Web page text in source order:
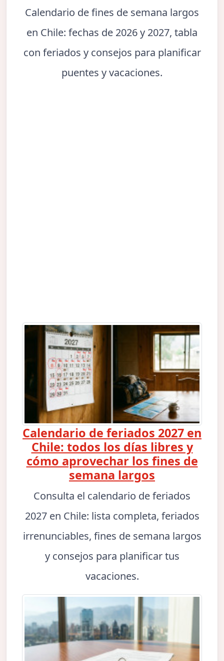
Calendario de fines de semana largos
en Chile: fechas de 2026 y 2027, tabla
con feriados y consejos para planificar
puentes y vacaciones.
Calendario de feriados 2027 en
Chile: todos los días libres y
cómo aprovechar los fines de
semana largos
Consulta el calendario de feriados
2027 en Chile: lista completa, feriados
irrenunciables, fines de semana largos
y consejos para planificar tus
vacaciones.